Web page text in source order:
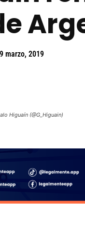
marzo, 2019
Higuaín (@G_Higuain)